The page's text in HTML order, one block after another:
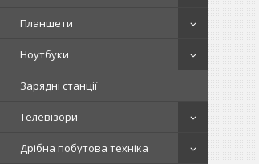
Планшети
Ноутбуки
Зарядні станції
Телевізори
Дрібна побутова техніка